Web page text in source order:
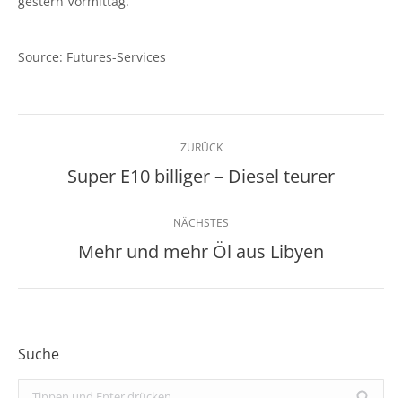
Source: Futures-Services
Kommentarnavigation
ZURÜCK
Vorheriger
Super E10 billiger – Diesel teurer
NÄCHSTES
Nächster
Mehr und mehr Öl aus Libyen
Suche
Search: